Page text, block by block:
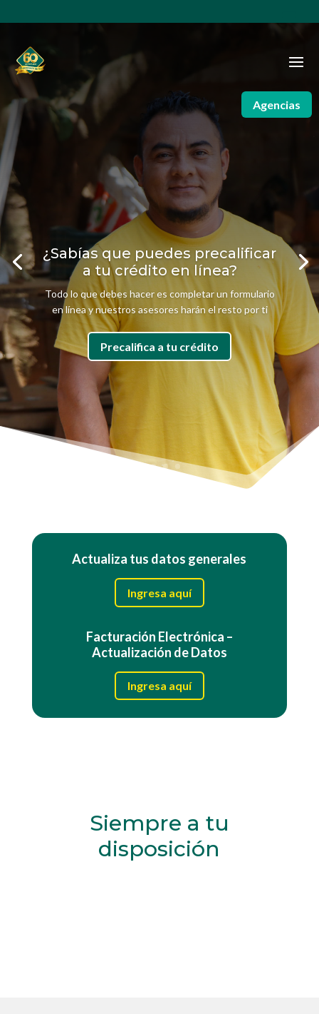
Agencias
¿Sabías que puedes precalificar
a tu crédito en línea?
Todo lo que debes hacer es completar un formulario
en línea y nuestros asesores harán el resto por ti
Precalifica a tu crédito
Actualiza tus datos generales
Ingresa aquí
Facturación Electrónica –
Actualización de Datos
Ingresa aquí
Siempre a tu
disposición